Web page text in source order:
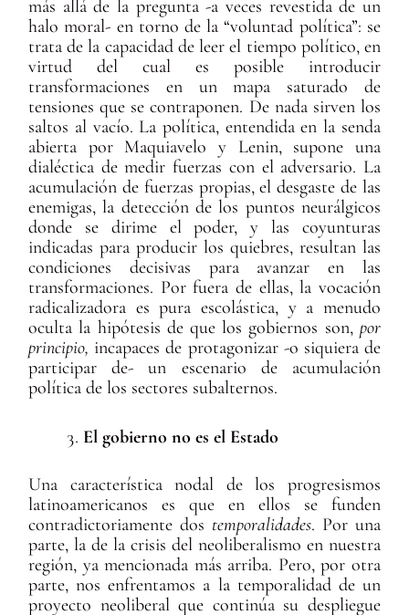
más allá de la pregunta -a veces revestida de un
halo moral- en torno de la “voluntad política”: se
trata de la capacidad de leer el tiempo político, en
virtud del cual es posible introducir
transformaciones en un mapa saturado de
tensiones que se contraponen. De nada sirven los
saltos al vacío. La política, entendida en la senda
abierta por Maquiavelo y Lenin, supone una
dialéctica de medir fuerzas con el adversario. La
acumulación de fuerzas propias, el desgaste de las
enemigas, la detección de los puntos neurálgicos
donde se dirime el poder, y las coyunturas
indicadas para producir los quiebres, resultan las
condiciones decisivas para avanzar en las
transformaciones. Por fuera de ellas, la vocación
radicalizadora es pura escolástica, y a menudo
oculta la hipótesis de que los gobiernos son, por
principio, incapaces de protagonizar -o siquiera de
participar de- un escenario de acumulación
política de los sectores subalternos.
El gobierno no es el Estado
Una característica nodal de los progresismos
latinoamericanos es que en ellos se funden
contradictoriamente dos temporalidades. Por una
parte, la de la crisis del neoliberalismo en nuestra
región, ya mencionada más arriba. Pero, por otra
parte, nos enfrentamos a la temporalidad de un
proyecto neoliberal que continúa su despliegue